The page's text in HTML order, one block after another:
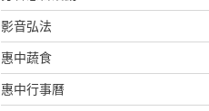
影音弘法
惠中蔬食
惠中行事曆